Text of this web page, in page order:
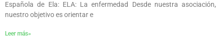
Española de Ela: ELA: La enfermedad Desde nuestra asociación,
nuestro objetivo es orientar e
Leer más»